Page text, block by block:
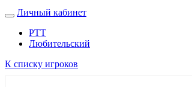
Личный кабинет
РТТ
Любительский
К списку игроков